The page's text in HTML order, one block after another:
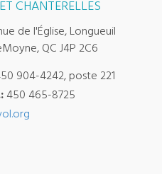
CHANTERELLES
de l'Église, Longueuil
QC J4P 2C6
904-4242, poste 221
450 465-8725